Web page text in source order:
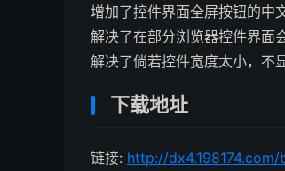
增加了控件界面全屏按钮的中
解决了在部分浏览器控件界面
解决了倘若控件宽度太小，不
下载地址
链接: http://